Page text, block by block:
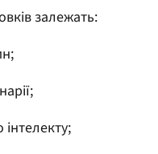
залежать: